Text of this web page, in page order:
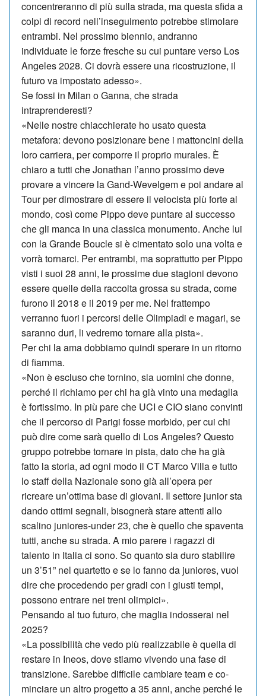
concentreranno di più sulla strada, ma questa sfida a
colpi di re­cord nell’inseguimento po­trebbe stimolare
entrambi. Nel prossimo biennio, andranno
individuate le forze fresche su cui puntare verso Los
An­geles 2028. Ci dovrà essere una ricostruzione, il
futuro va impostato adesso».
Se fossi in Milan o Ganna, che strada
intraprenderesti?
«Nelle nostre chiacchierate ho usato questa
metafora: devono posizionare bene i mattoncini della
loro carriera, per comporre il proprio murales. È
chiaro a tutti che Jonathan l’anno prossimo deve
provare a vincere la Gand-Wevelgem e poi andare al
Tour per di­mostrare di essere il velocista più forte al
mondo, così come Pip­po deve puntare al successo
che gli manca in una classica monumento. Anche lui
con la Grande Boucle si è cimentato solo una volta e
vorrà tornarci. Per entrambi, ma soprattutto per Pippo
visti i suoi 28 anni, le prossime due stagioni devono
essere quelle della raccolta grossa su strada, come
furono il 2018 e il 2019 per me. Nel frattempo
verranno fuori i percorsi delle Olim­piadi e magari, se
saranno duri, li ve­dremo tornare alla pista».
Per chi la ama dobbiamo quindi sperare in un ritorno
di fiamma.
«Non è escluso che tornino, sia uomini che donne,
perché il richiamo per chi ha già vinto una medaglia
è fortissimo. In più pare che UCI e CIO siano convinti
che il percorso di Parigi fosse mor­bido, per cui chi
può dire come sarà quello di Los Angeles? Questo
gruppo potrebbe tornare in pista, dato che ha già
fatto la storia, ad ogni modo il CT Marco Villa e tutto
lo staff della Nazionale sono già all’opera per
ricreare un’ottima base di giovani. Il settore junior sta
dando ottimi segnali, bisognerà stare attenti allo
scalino juniores-under 23, che è quello che spaventa
tutti, anche su strada. A mio parere i ragazzi di
talento in Italia ci sono. So quanto sia duro stabilire
un 3’51” nel quartetto e se lo fanno da juniores, vuol
dire che procedendo per gradi con i giusti tempi,
possono entrare nei treni olimpici».
Pensando al tuo futuro, che maglia indosserai nel
2025?
«La possibilità che vedo più realizzabile è quella di
restare in Ineos, dove stiamo vi­vendo una fase di
transizione. Sarebbe difficile cambiare team e co­
minciare un altro progetto a 35 anni, anche perché le